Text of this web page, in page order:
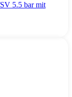
5.5 bar mit